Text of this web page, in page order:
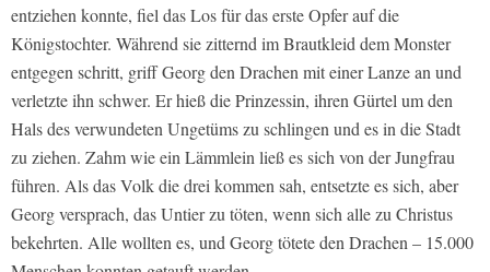
entziehen konnte, fiel das Los für das erste Opfer auf die
Königstochter. Während sie zitternd im Brautkleid dem Monster
entgegen schritt, griff Georg den Drachen mit einer Lanze an und
verletzte ihn schwer. Er hieß die Prinzessin, ihren Gürtel um den
Hals des verwundeten Ungetüms zu schlingen und es in die Stadt
zu ziehen. Zahm wie ein Lämmlein ließ es sich von der Jungfrau
führen. Als das Volk die drei kommen sah, entsetzte es sich, aber
Georg versprach, das Untier zu töten, wenn sich alle zu Christus
bekehrten. Alle wollten es, und Georg tötete den Drachen – 15.000